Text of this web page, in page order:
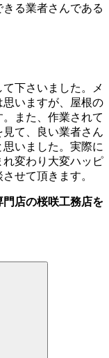
る業者さんである
下さいました。メ
いますが、屋根の
また、作業されて
て、良い業者さん
いました。実際に
変わり大変ハッピ
せて頂きます。
店の桜咲工務店を